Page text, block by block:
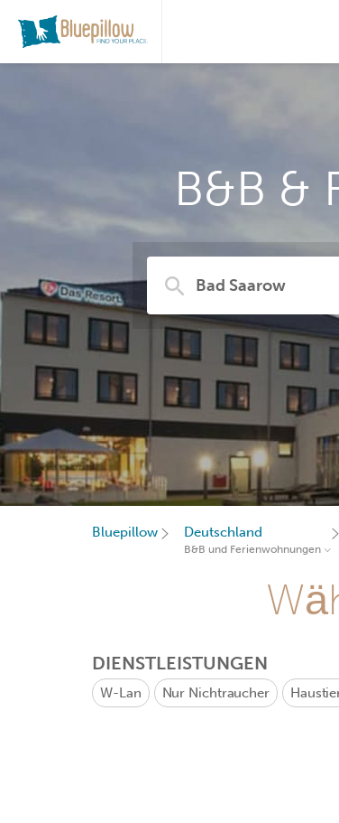
B&B &
Bluepillow Deutschland
B&B und Ferienwohnungen
DIENSTLEISTUNGEN
W-Lan Nur Nichtraucher